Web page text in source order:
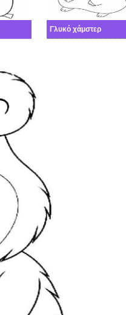
Γλυκό χάμστερ